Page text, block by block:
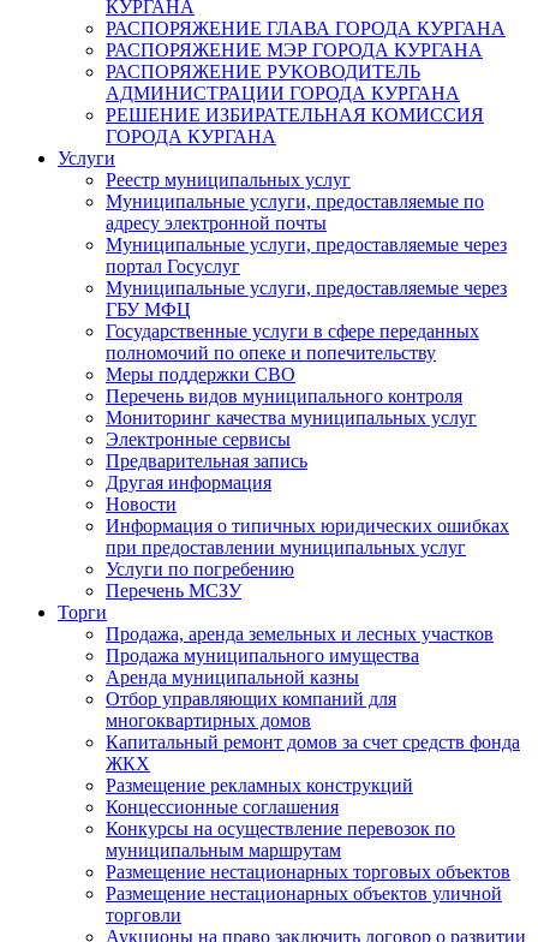
КУРГАНА
РАСПОРЯЖЕНИЕ ГЛАВА ГОРОДА КУРГАНА
РАСПОРЯЖЕНИЕ МЭР ГОРОДА КУРГАНА
РАСПОРЯЖЕНИЕ РУКОВОДИТЕЛЬ
АДМИНИСТРАЦИИ ГОРОДА КУРГАНА
РЕШЕНИЕ ИЗБИРАТЕЛЬНАЯ КОМИССИЯ
ГОРОДА КУРГАНА
Услуги
Реестр муниципальных услуг
Муниципальные услуги, предоставляемые по
адресу электронной почты
Муниципальные услуги, предоставляемые через
портал Госуслуг
Муниципальные услуги, предоставляемые через
ГБУ МФЦ
Государственные услуги в сфере переданных
полномочий по опеке и попечительству
Меры поддержки СВО
Перечень видов муниципального контроля
Мониторинг качества муниципальных услуг
Электронные сервисы
Предварительная запись
Другая информация
Новости
Информация о типичных юридических ошибках
при предоставлении муниципальных услуг
Услуги по погребению
Перечень МСЗУ
Торги
Продажа, аренда земельных и лесных участков
Продажа муниципального имущества
Аренда муниципальной казны
Отбор управляющих компаний для
многоквартирных домов
Капитальный ремонт домов за счет средств фонда
ЖКХ
Размещение рекламных конструкций
Концессионные соглашения
Конкурсы на осуществление перевозок по
муниципальным маршрутам
Размещение нестационарных торговых объектов
Размещение нестационарных объектов уличной
торговли
Аукционы на право заключить договор о развитии